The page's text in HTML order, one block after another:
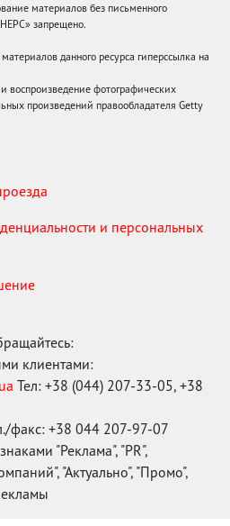
материалов без письменного
запрещено.
данного ресурса гиперссылка на
воспроизведение фотографических
произведений правообладателя Getty
и персональных
клиентами:
Тел: +38 (044) 207-33-05, +38
факс: +38 044 207-97-07
"Реклама", "PR",
"Актуально", "Промо",